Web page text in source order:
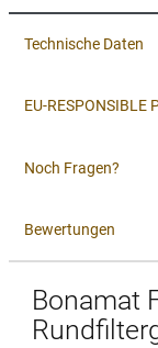
Technische Daten
EU-RESPONSIBLE
Noch Fragen?
Bewertungen
Bonamat